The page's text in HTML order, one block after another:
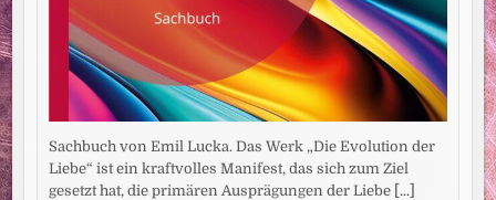
Sachbuch von Emil Lucka. Das Werk „Die Evolution der
Liebe“ ist ein kraftvolles Manifest, das sich zum Ziel
gesetzt hat, die primären Ausprägungen der Liebe [...]